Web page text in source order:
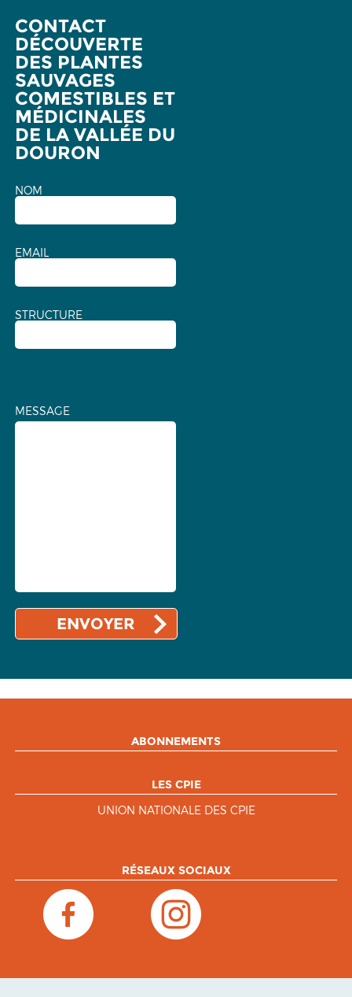
CONTACT
DÉCOUVERTE
DES PLANTES
SAUVAGES
COMESTIBLES ET
MÉDICINALES
DE LA VALLÉE DU
DOURON
NOM
EMAIL
STRUCTURE
MESSAGE
ABONNEMENTS
LES CPIE
UNION NATIONALE DES CPIE
RÉSEAUX SOCIAUX